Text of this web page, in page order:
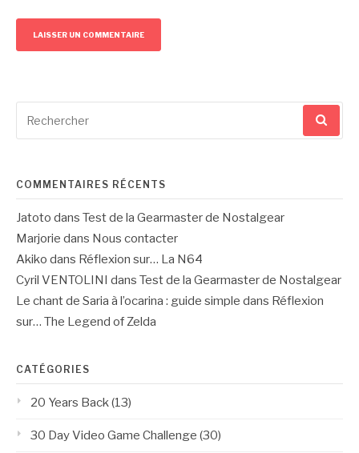
pour
COMMENTAIRES RÉCENTS
Jatoto dans Test de la Gearmaster de Nostalgear
Marjorie dans Nous contacter
Akiko dans Réflexion sur… La N64
Cyril VENTOLINI dans Test de la Gearmaster de Nostalgear
Le chant de Saria à l’ocarina : guide simple dans Réflexion
sur… The Legend of Zelda
CATÉGORIES
20 Years Back(13)
30 Day Video Game Challenge (30)